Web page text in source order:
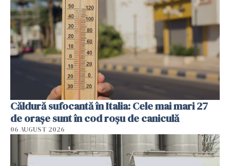
Căldură sufocantă în Italia: Cele mai mari 27
de orașe sunt în cod roșu de caniculă
06 AUGUST 2026